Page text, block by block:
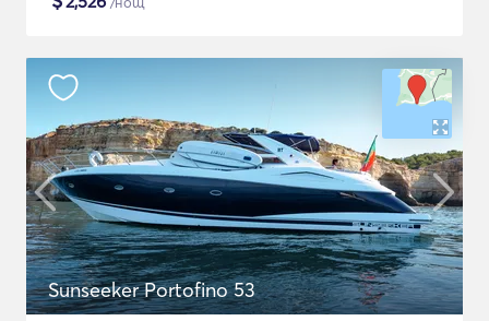
Sunseeker Portofino 53